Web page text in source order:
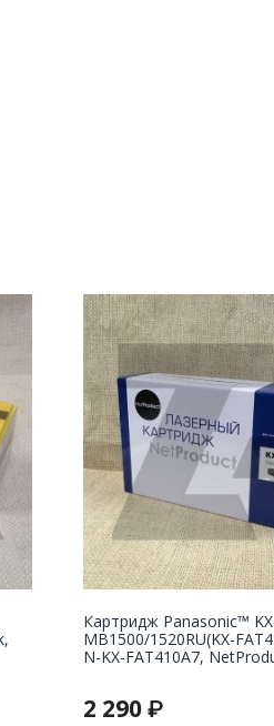
Картридж Panasonic™
MB1500/1520RU(KX-
N-KX-FAT410A7,
2 290₽